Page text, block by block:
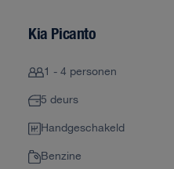
Kia Picanto
1 - 4 personen
5 deurs
Handgeschakeld
Benzine